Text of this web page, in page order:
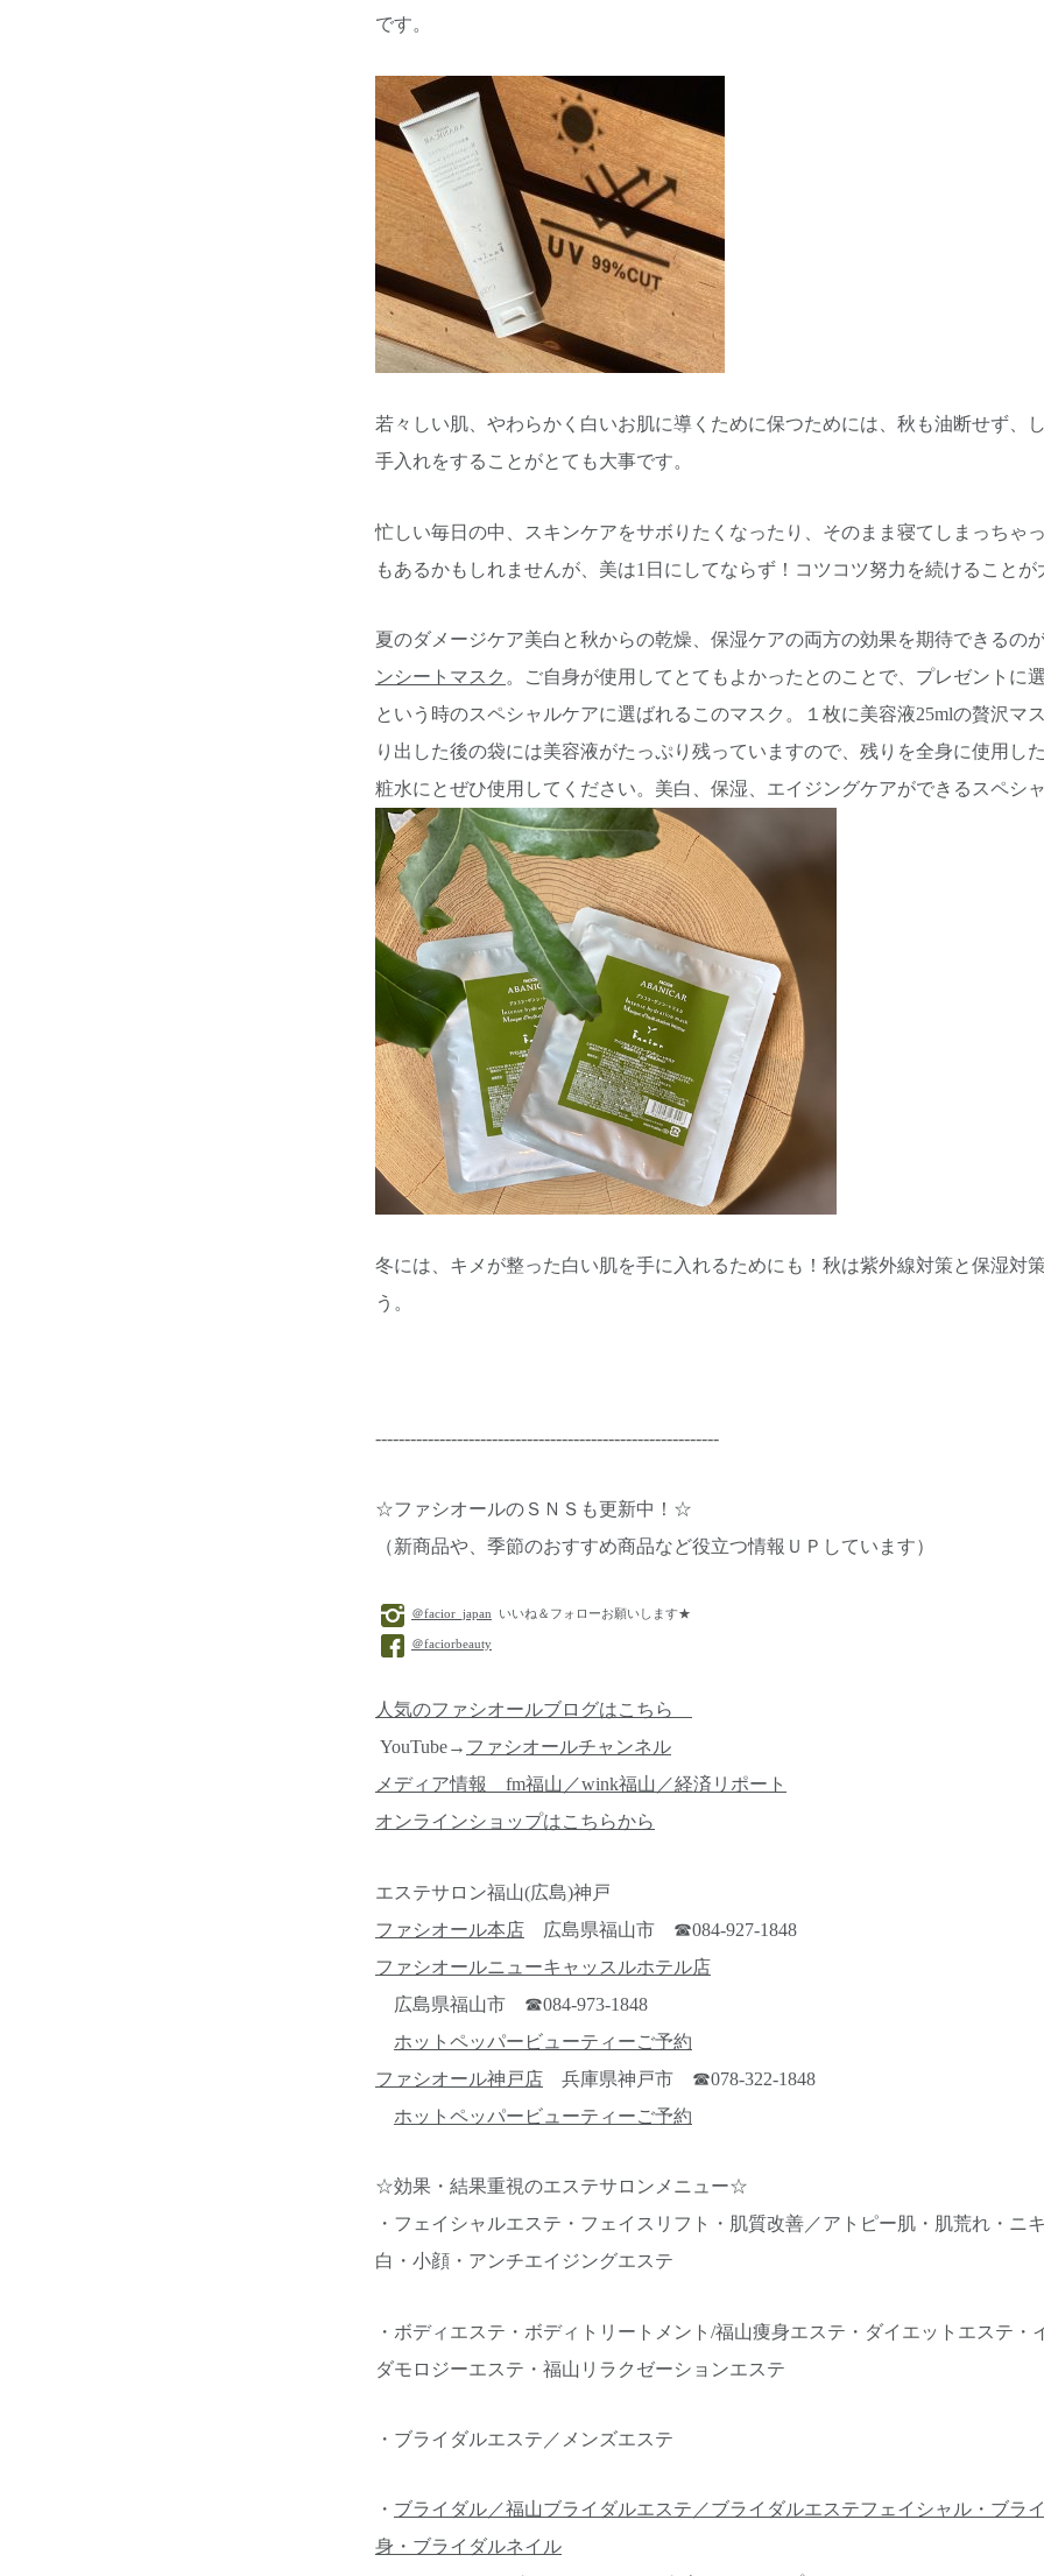
です。
若々しい肌、やわらかく白いお肌に導くために保つためには、秋も油断せず、
手入れをすることがとても大事です。
忙しい毎日の中、スキンケアをサボりたくなったり、そのまま寝てしまっちゃ
もあるかもしれませんが、美は1日にしてならず！コツコツ努力を続けることが
夏のダメージケア美白と秋からの乾燥、保湿ケアの両方の効果を期待できるの
ンシートマスク 。ご自身が使用してとてもよかったとのことで、プレゼントに
という時のスペシャルケアに選ばれるこのマスク。１枚に美容液25mlの贅沢マ
り出した後の袋には美容液がたっぷり残っていますので、残りを全身に使用し
粧水にとぜひ使用してください。美白、保湿、エイジングケアができるスペシャ
冬には、キメが整った白い肌を手に入れるためにも！秋は紫外線対策と保湿対
う。
-----------------------------------------------------------
☆ファシオールのＳＮＳも更新中！☆
（新商品や、季節のおすすめ商品など役立つ情報ＵＰしています）
＠facior_japan いいね＆フォローお願いします★
＠faciorbeauty
人気のファシオールブログはこちら
YouTube→ ファシオールチャンネル
メディア情報 fm福山／wink福山／経済リポート
オンラインショップはこちらから
エステサロン福山(広島)神戸
ファシオール本店 広島県福山市 ☎084-927-1848
ファシオールニューキャッスルホテル店
広島県福山市 ☎084-973-1848
ホットペッパービューティーご予約
ファシオール神戸店 兵庫県神戸市 ☎078-322-1848
ホットペッパービューティーご予約
☆効果・結果重視のエステサロンメニュー☆
・フェイシャルエステ・フェイスリフト・肌質改善／アトピー肌・肌荒れ・ニ
白・小顔・アンチエイジングエステ
・ボディエステ・ボディトリートメント/福山痩身エステ・ダイエットエステ・
ダモロジーエステ・福山リラクゼーションエステ
・ブライダルエステ／メンズエステ
・ ブライダル／福山ブライダルエステ／ブライダルエステフェイシャル・ブラ
身・ブライダルネイル